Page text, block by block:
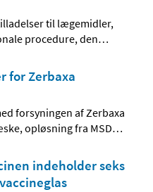
til lægemidler,
procedure, den…
for Zerbaxa
forsyningen af Zerbaxa
opløsning fra MSD…
indeholder seks